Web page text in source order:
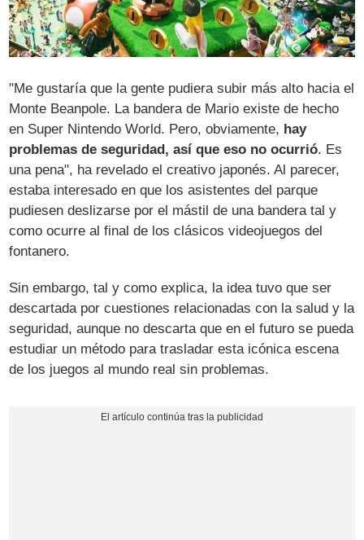
"Me gustaría que la gente pudiera subir más alto hacia el
Monte Beanpole. La bandera de Mario existe de hecho
en Super Nintendo World. Pero, obviamente, hay
problemas de seguridad, así que eso no ocurrió. Es
una pena", ha revelado el creativo japonés. Al parecer,
estaba interesado en que los asistentes del parque
pudiesen deslizarse por el mástil de una bandera tal y
como ocurre al final de los clásicos videojuegos del
fontanero.
Sin embargo, tal y como explica, la idea tuvo que ser
descartada por cuestiones relacionadas con la salud y la
seguridad, aunque no descarta que en el futuro se pueda
estudiar un método para trasladar esta icónica escena
de los juegos al mundo real sin problemas.